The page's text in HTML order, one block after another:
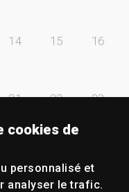
cookies de
personnalisé et
analyser le trafic.
14 15 16
21 22 23